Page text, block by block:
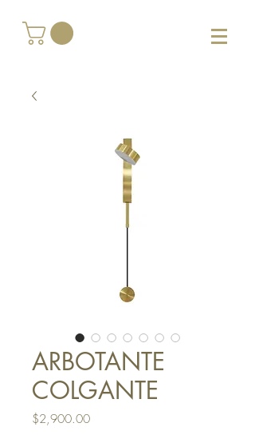
ARBOTANTE
COLGANTE
$2,900.00Precio